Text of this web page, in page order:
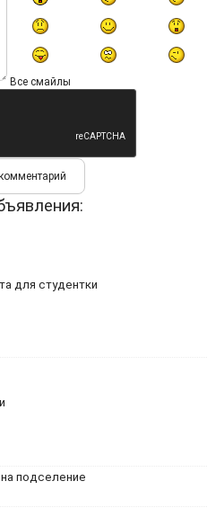
Все смайлы
для студентки
подселение